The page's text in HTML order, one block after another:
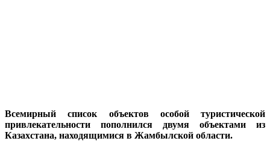
Всемирный список объектов особой туристической
привлекательности пополнился двумя объектами из
Казахстана, находящимися в Жамбылской области.